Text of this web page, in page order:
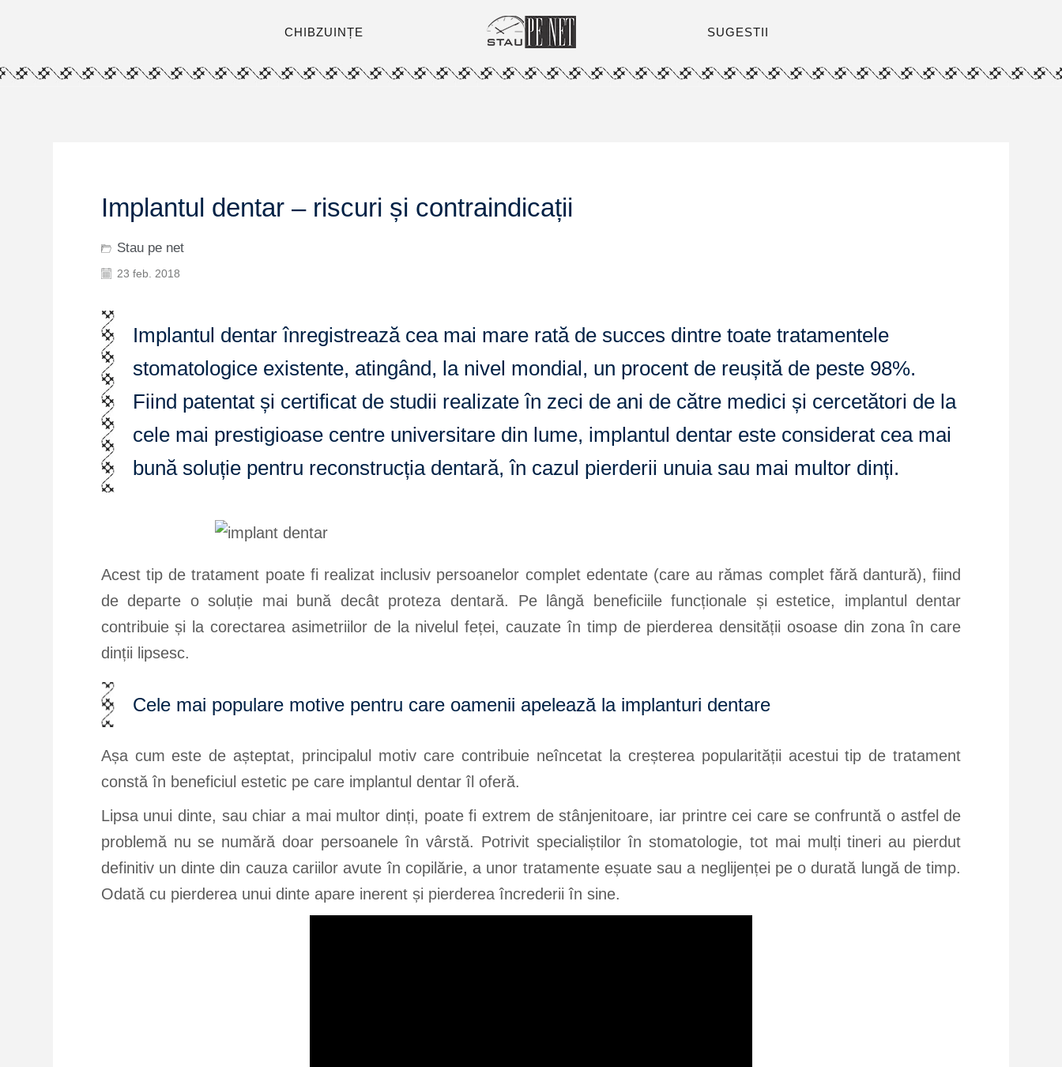
CHIBZUINȚE SUGESTII
Implantul dentar – riscuri și contraindicații
Stau pe net
23 feb. 2018
Implantul dentar înregistrează cea mai mare rată de succes dintre toate tratamentele
stomatologice existente, atingând, la nivel mondial, un procent de reușită de peste 98%.
Fiind patentat și certificat de studii realizate în zeci de ani de către medici și cercetători de la
cele mai prestigioase centre universitare din lume, implantul dentar este considerat cea mai
bună soluție pentru reconstrucția dentară, în cazul pierderii unuia sau mai multor dinți.
Acest tip de tratament poate fi realizat inclusiv persoanelor complet edentate (care au rămas complet fără dantură), fiind
de departe o soluție mai bună decât proteza dentară. Pe lângă beneficiile funcționale și estetice, implantul dentar
contribuie și la corectarea asimetriilor de la nivelul feței, cauzate în timp de pierderea densității osoase din zona în care
dinții lipsesc.
Cele mai populare motive pentru care oamenii apelează la implanturi dentare
Așa cum este de așteptat, principalul motiv care contribuie neîncetat la creșterea popularității acestui tip de tratament
constă în beneficiul estetic pe care implantul dentar îl oferă.
Lipsa unui dinte, sau chiar a mai multor dinți, poate fi extrem de stânjenitoare, iar printre cei care se confruntă o astfel de
problemă nu se numără doar persoanele în vârstă. Potrivit specialiștilor în stomatologie, tot mai mulți tineri au pierdut
definitiv un dinte din cauza cariilor avute în copilărie, a unor tratamente eșuate sau a neglijenței pe o durată lungă de timp.
Odată cu pierderea unui dinte apare inerent și pierderea încrederii în sine.